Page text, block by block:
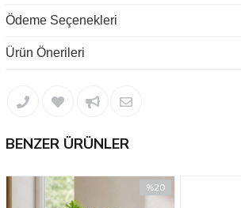
Ödeme Seçenekleri
Ürün Önerileri
BENZER ÜRÜNLER
%20